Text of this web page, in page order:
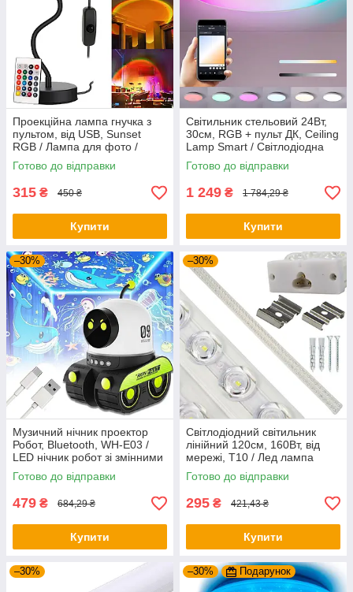
Проекційна лампа гнучка з
пультом, від USB, Sunset
RGB / Лампа для фото /
Лампа-захід сонця
Готово до відправки
315 ₴ 450 ₴
Купити
Світильник стельовий 24Вт,
30см, RGB + пульт ДК, Ceiling
Lamp Smart / Світлодіодна
LED люстра
Готово до відправки
1 249 ₴ 1 784,29 ₴
Купити
–30%
Музичний нічник проектор
Робот, Bluetooth, WH-E03 /
LED нічник робот зі змінними
слайдами / Дитячий нічник
Готово до відправки
479 ₴ 684,29 ₴
Купити
–30%
Світлодіодний світильник
лінійний 120см, 160Вт, від
мережі, T10 / Лед лампа
стельова / LED світильник
стельовий
Готово до відправки
295 ₴ 421,43 ₴
Купити
–30% –30% Подарунок